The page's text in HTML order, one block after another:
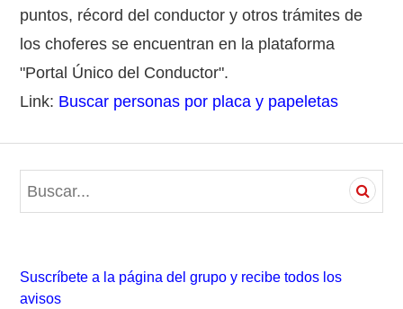
puntos, récord del conductor y otros trámites de
los choferes se encuentran en la plataforma
"Portal Único del Conductor".
Link: Buscar personas por placa y papeletas
e
Suscríbete a la página del grupo y recibe todos los
avisos